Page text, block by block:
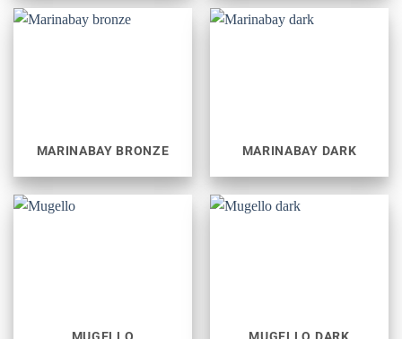
MARINABAY BRONZE MARINABAY DARK